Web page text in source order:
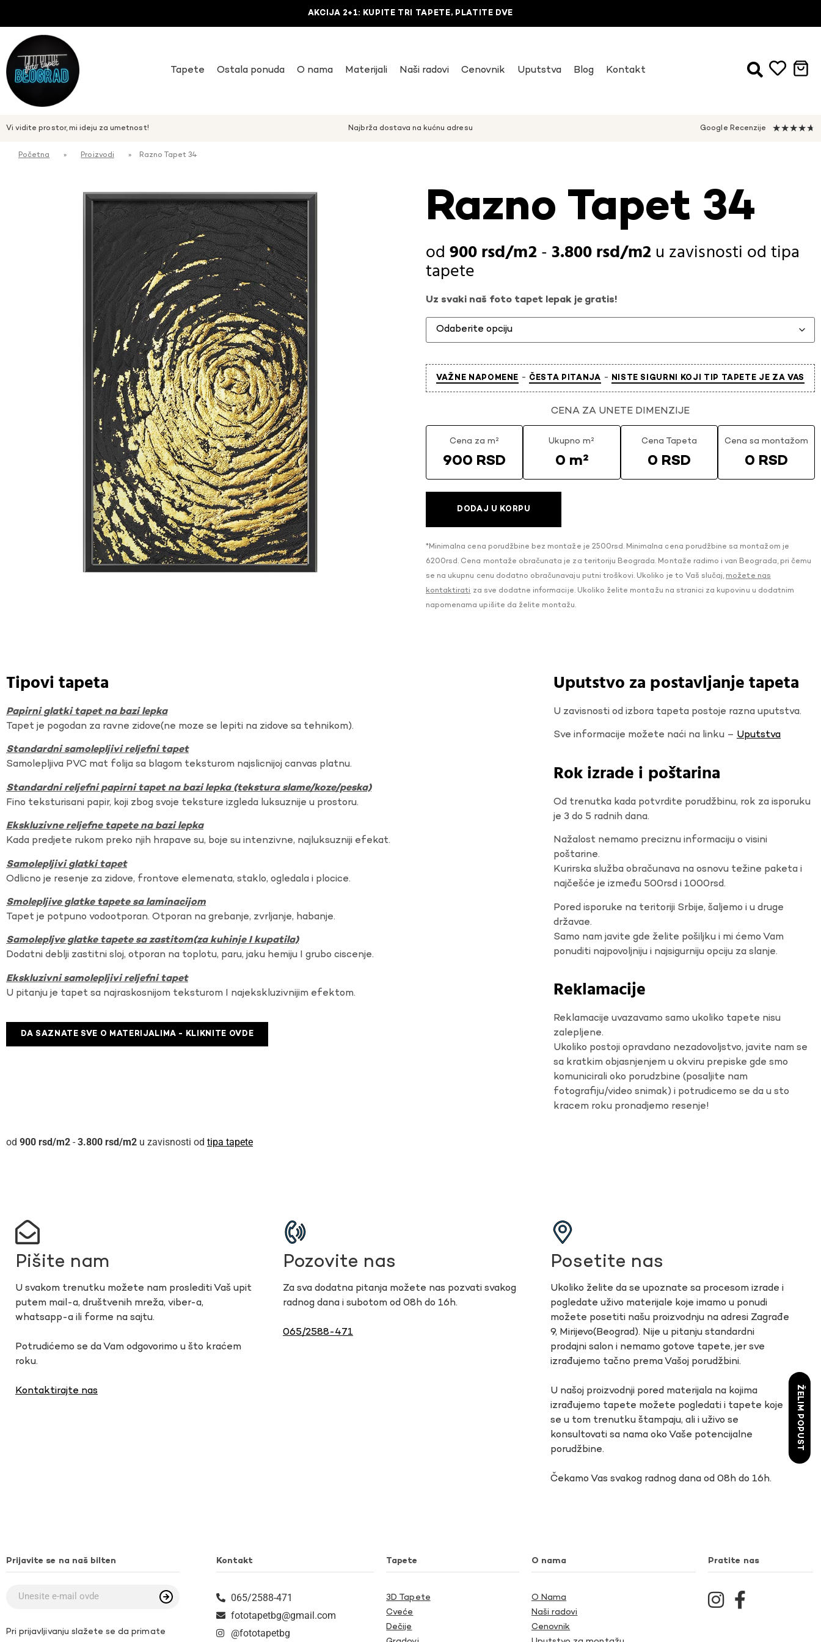
AKCIJA 2+1: KUPITE TRI TAPETE, PLATITE DVE
Tapete Ostala ponuda O nama Materijali Naši radovi Cenovnik Uputstva Blog Kontakt
Vi vidite prostor, mi ideju za umetnost! Najbrža dostava na kućnu adresu Google Recenzije ★★★★★
Početna » Proizvodi » Razno Tapet 34
Razno Tapet 34
900rsd -3.800rsd u zavisnosti od tipa
tapete
Uz svaki naš foto tapet lepak je gratis!
VAŽNE NAPOMENE - ČESTA PITANJA - NISTE SIGURNI KOJI TIP TAPETE JE ZA VAS
CENA ZA UNETE DIMENZIJE
Cena za m²
900 RSD
Ukupno m²
0 m²
Cena Tapeta
0 RSD
Cena sa montažom
0 RSD
DODAJ U KORPU
*Minimalna cena porudžbine bez montaže je 2500rsd. Minimalna cena porudžbine sa montažom je
6200rsd. Cena montaže obračunata je za teritoriju Beograda. Montaže radimo i van Beograda, pri čemu
se na ukupnu cenu dodatno obračunavaju putni troškovi. Ukoliko je to Vaš slučaj, možete nas
kontaktirati za sve dodatne informacije. Ukoliko želite montažu na stranici za kupovinu u dodatnim
napomenama upišite da želite montažu.
Tipovi tapeta
Papirni glatki tapet na bazi lepka
Tapet je pogodan za ravne zidove(ne moze se lepiti na zidove sa tehnikom).
Standardni samolepljivi reljefni tapet
Samolepljiva PVC mat folija sa blagom teksturom najslicnijoj canvas platnu.
Standardni reljefni papirni tapet na bazi lepka (tekstura slame/koze/peska)
Fino teksturisani papir, koji zbog svoje teksture izgleda luksuznije u prostoru.
Ekskluzivne reljefne tapete na bazi lepka
Kada predjete rukom preko njih hrapave su, boje su intenzivne, najluksuzniji efekat.
Samolepljivi glatki tapet
Odlicno je resenje za zidove, frontove elemenata, staklo, ogledala i plocice.
Smolepljive glatke tapete sa laminacijom
Tapet je potpuno vodootporan. Otporan na grebanje, zvrljanje, habanje.
Samolepljve glatke tapete sa zastitom(za kuhinje I kupatila)
Dodatni deblji zastitni sloj, otporan na toplotu, paru, jaku hemiju I grubo ciscenje.
Ekskluzivni samolepljivi reljefni tapet
U pitanju je tapet sa najraskosnijom teksturom I najekskluzivnijim efektom.
DA SAZNATE SVE O MATERIJALIMA - KLIKNITE OVDE
Uputstvo za postavljanje tapeta
U zavisnosti od izbora tapeta postoje razna uputstva.
Sve informacije možete naći na linku – Uputstva
Rok izrade i poštarina
Od trenutka kada potvrdite porudžbinu, rok za isporuku
je 3 do 5 radnih dana.
Nažalost nemamo preciznu informaciju o visini
poštarine.
Kurirska služba obračunava na osnovu težine paketa i
najčešće je između 500rsd i 1000rsd.
Pored isporuke na teritoriji Srbije, šaljemo i u druge
državae.
Samo nam javite gde želite pošiljku i mi ćemo Vam
ponuditi najpovoljniju i najsigurniju opciju za slanje.
Reklamacije
Reklamacije uvazavamo samo ukoliko tapete nisu
zalepljene.
Ukoliko postoji opravdano nezadovoljstvo, javite nam se
sa kratkim objasnjenjem u okviru prepiske gde smo
komunicirali oko porudzbine (posaljite nam
fotografiju/video snimak) i potrudicemo se da u sto
kracem roku pronadjemo resenje!
900 rsd - 3.800 rsd u zavisnosti od tipa tapete
Pišite nam
U svakom trenutku možete nam proslediti Vaš upit
putem mail-a, društvenih mreža, viber-a,
whatsapp-a ili forme na sajtu.
Potrudićemo se da Vam odgovorimo u što kraćem
roku.
Kontaktirajte nas
Pozovite nas
Za sva dodatna pitanja možete nas pozvati svakog
radnog dana i subotom od 08h do 16h.
065/2588-471
Posetite nas
Ukoliko želite da se upoznate sa procesom izrade i
pogledate uživo materijale koje imamo u ponudi
možete posetiti našu proizvodnju na adresi Zagrađe
9, Mirijevo(Beograd). Nije u pitanju standardni
prodajni salon i nemamo gotove tapete, jer sve
izrađujemo tačno prema Vašoj porudžbini.
U našoj proizvodnji pored materijala na kojima
izrađujemo tapete možete pogledati i tapete koje
se u tom trenutku štampaju, ali i uživo se
konsultovati sa nama oko Vaše potencijalne
porudžbine.
Čekamo Vas svakog radnog dana od 08h do 16h.
Prijavite se na naš bilten
Pri prijavljivanju slažete se da primate
Kontakt
065/2588-471
fototapetbg@gmail.com
@fototapetbg
Tapete
3D Tapete
Cveće
Dečije
O nama
O Nama
Naši radovi
Cenovnik
Pratite nas
ŽELIM POPUST